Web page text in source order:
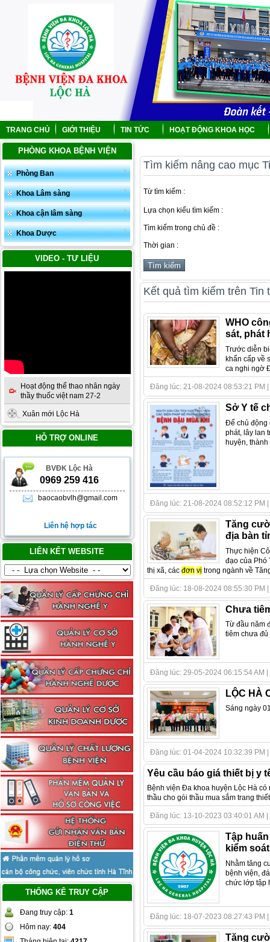
TRANG CHỦ GIỚI THIỆU TIN TỨC HOẠT ĐỘNG KHOA HỌC
PHÒNG KHOA BỆNH VIỆN
Phòng Ban
Khoa Lâm sàng
Khoa cận lâm sàng
Khoa Dược
VIDEO - TƯ LIỆU
Hoạt động thể thao nhân ngày
thầy thuốc việt nam 27-2
Xuân mới Lộc Hà
HỖ TRỢ ONLINE
BVĐK Lộc Hà
0969 259 416
baocaobvlh@gmail.com
Liên hệ hợp tác
LIÊN KẾT WEBSITE
THỐNG KÊ TRUY CẬP
Đang truy cập: 1
Hôm nay: 404
Tìm kiếm nâng cao mục
Từ tìm kiếm :
Lựa chọn kiểu tìm kiếm :
Tìm kiếm trong chủ đề :
Thời gian :
Kết quả tìm kiếm trên Tin
WHO
sát, phát
Trước diễn
khẩn cấp về
ca nghi ngờ
Đăng lúc: 21-08-2024 08:53:21 PM
Sở Y tế
Để chủ động
phát, lây lan
huyện,
Đăng lúc: 21-08-2024 08:52:12 PM
Tăng
địa bàn
Thực hiện
đạo của Phó
thị xã, các đơn vị trong ngành về
Đăng lúc: 18-08-2024 08:55:30 PM
Chưa
Từ đầu năm
tiêm chưa
Đăng lúc: 29-05-2024 06:15:54 AM
LỘC HÀ
Sáng ngày
Đăng lúc: 01-04-2024 10:32:39 PM
Yêu cầu báo giá thiết bị y
Bệnh viện Đa khoa huyện Lộc Hà
thầu cho gói thầu mua sắm trang
Đăng lúc: 13-10-2023 03:40:01 AM
Tập
kiểm
Nhằm tăng
bệnh viện,
chức lớp tập
Đăng lúc: 18-07-2023 08:27:43 PM
Tăng